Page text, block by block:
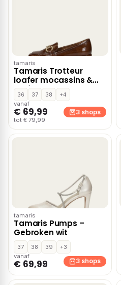
tamaris
Tamaris Trotteur
loafer mocassins &
loafers – Cognac
36 37 38
+4
vanaf
€ 69,99
tot € 79,99
3 shops
tamaris
Tamaris Pumps –
Gebroken wit
37 38 39
+3
vanaf
€ 69,99 3 shops